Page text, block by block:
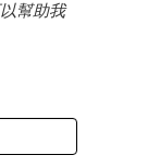
幫助我